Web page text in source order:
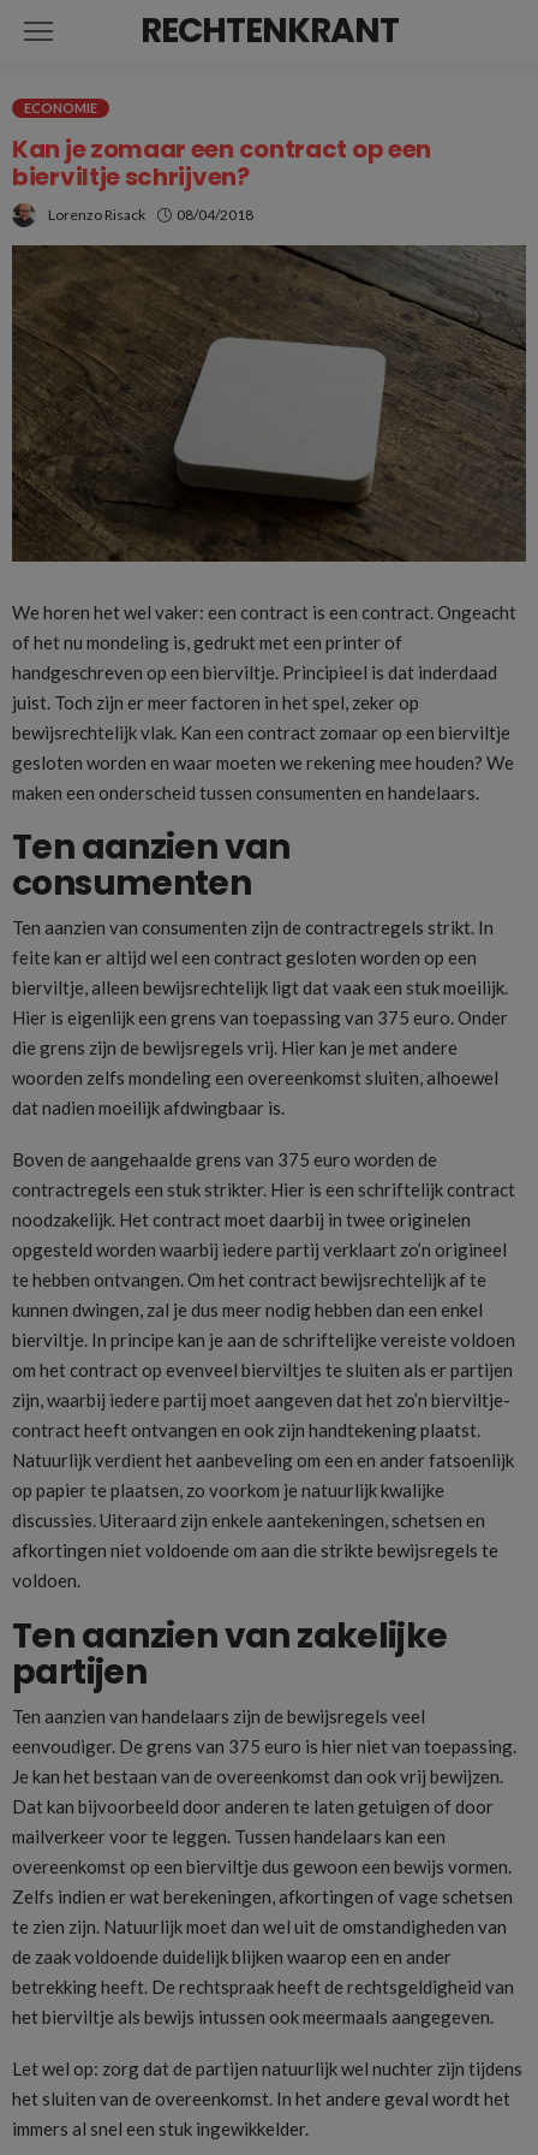
RECHTENKRANT
ECONOMIE
Kan je zomaar een contract op een
bierviltje schrijven?
Lorenzo Risack 08/04/2018
We horen het wel vaker: een contract is een contract. Ongeacht
of het nu mondeling is, gedrukt met een printer of
handgeschreven op een bierviltje. Principieel is dat inderdaad
juist. Toch zijn er meer factoren in het spel, zeker op
bewijsrechtelijk vlak. Kan een contract zomaar op een bierviltje
gesloten worden en waar moeten we rekening mee houden? We
maken een onderscheid tussen consumenten en handelaars.
Ten aanzien van
consumenten
Ten aanzien van consumenten zijn de contractregels strikt. In
feite kan er altijd wel een contract gesloten worden op een
bierviltje, alleen bewijsrechtelijk ligt dat vaak een stuk moeilijk.
Hier is eigenlijk een grens van toepassing van 375 euro. Onder
die grens zijn de bewijsregels vrij. Hier kan je met andere
woorden zelfs mondeling een overeenkomst sluiten, alhoewel
dat nadien moeilijk afdwingbaar is.
Boven de aangehaalde grens van 375 euro worden de
contractregels een stuk strikter. Hier is een schriftelijk contract
noodzakelijk. Het contract moet daarbij in twee originelen
opgesteld worden waarbij iedere partij verklaart zo’n origineel
te hebben ontvangen. Om het contract bewijsrechtelijk af te
kunnen dwingen, zal je dus meer nodig hebben dan een enkel
bierviltje. In principe kan je aan de schriftelijke vereiste voldoen
om het contract op evenveel bierviltjes te sluiten als er partijen
zijn, waarbij iedere partij moet aangeven dat het zo’n bierviltje-
contract heeft ontvangen en ook zijn handtekening plaatst.
Natuurlijk verdient het aanbeveling om een en ander fatsoenlijk
op papier te plaatsen, zo voorkom je natuurlijk kwalijke
discussies. Uiteraard zijn enkele aantekeningen, schetsen en
afkortingen niet voldoende om aan die strikte bewijsregels te
voldoen.
Ten aanzien van zakelijke
partijen
Ten aanzien van handelaars zijn de bewijsregels veel
eenvoudiger. De grens van 375 euro is hier niet van toepassing.
Je kan het bestaan van de overeenkomst dan ook vrij bewijzen.
Dat kan bijvoorbeeld door anderen te laten getuigen of door
mailverkeer voor te leggen. Tussen handelaars kan een
overeenkomst op een bierviltje dus gewoon een bewijs vormen.
Zelfs indien er wat berekeningen, afkortingen of vage schetsen
te zien zijn. Natuurlijk moet dan wel uit de omstandigheden van
de zaak voldoende duidelijk blijken waarop een en ander
betrekking heeft. De rechtspraak heeft de rechtsgeldigheid van
het bierviltje als bewijs intussen ook meermaals aangegeven.
Let wel op: zorg dat de partijen natuurlijk wel nuchter zijn tijdens
het sluiten van de overeenkomst. In het andere geval wordt het
immers al snel een stuk ingewikkelder.